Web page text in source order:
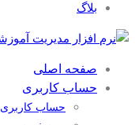
بلاگ
صفحه اصلی
حساب کاربری
حساب کاربری